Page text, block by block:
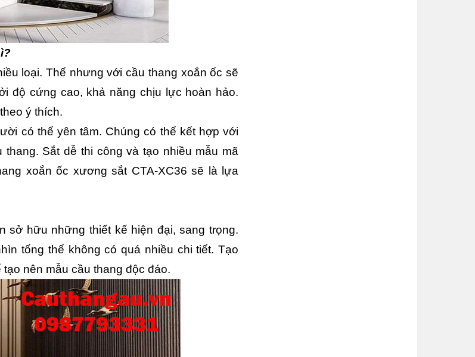
loại. Thế nhưng với cầu thang xoắn ốc sẽ
độ cứng cao, khả năng chịu lực hoàn hảo.
ý thích.
có thể yên tâm. Chúng có thể kết hợp với
Sắt dễ thi công và tạo nhiều mẫu mã
xoắn ốc xương sắt CTA-XC36 sẽ là lựa
sở hữu những thiết kế hiện đại, sang trọng.
tổng thể không có quá nhiều chi tiết. Tạo
nên mẫu cầu thang độc đáo.